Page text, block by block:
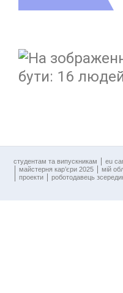
cтудентам та випускникам eu
майстерня кар’єри 2025
мій
проекти
роботодавець